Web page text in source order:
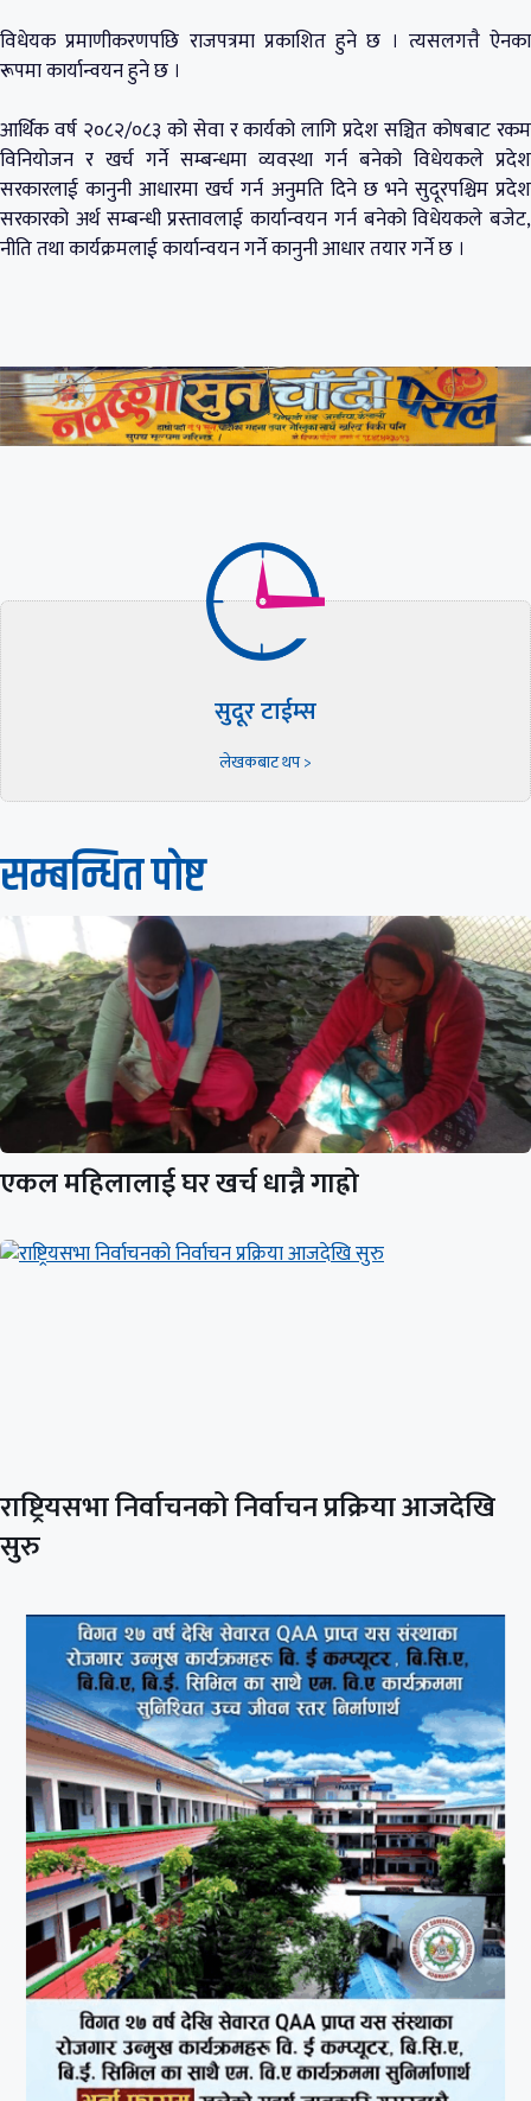
विधेयक प्रमाणीकरणपछि राजपत्रमा प्रकाशित हुने छ । त्यसलगत्तै ऐनका
रूपमा कार्यान्वयन हुने छ ।
आर्थिक वर्ष २०८२/०८३ को सेवा र कार्यको लागि प्रदेश सञ्चित कोषबाट रकम
विनियोजन र खर्च गर्ने सम्बन्धमा व्यवस्था गर्न बनेको विधेयकले प्रदेश
सरकारलाई कानुनी आधारमा खर्च गर्न अनुमति दिने छ भने सुदूरपश्चिम प्रदेश
सरकारको अर्थ सम्बन्धी प्रस्तावलाई कार्यान्वयन गर्न बनेको विधेयकले बजेट,
नीति तथा कार्यक्रमलाई कार्यान्वयन गर्ने कानुनी आधार तयार गर्ने छ ।
सुदूर टाईम्स
लेखकबाट थप >
सम्बन्धित पाेष्ट
एकल महिलालाई घर खर्च धान्नै गाह्रो
राष्ट्रियसभा निर्वाचनको निर्वाचन प्रक्रिया आजदेखि
सुरु